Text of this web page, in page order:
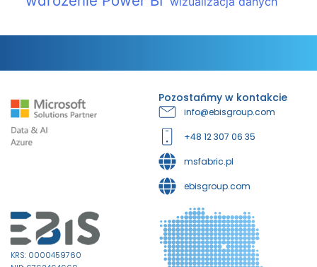
Pozostańmy w kontakcie
info@ebisgroup.com
+48 12 307 06 35
msfabric.pl
ebisgroup.com
KRS: 0000459760